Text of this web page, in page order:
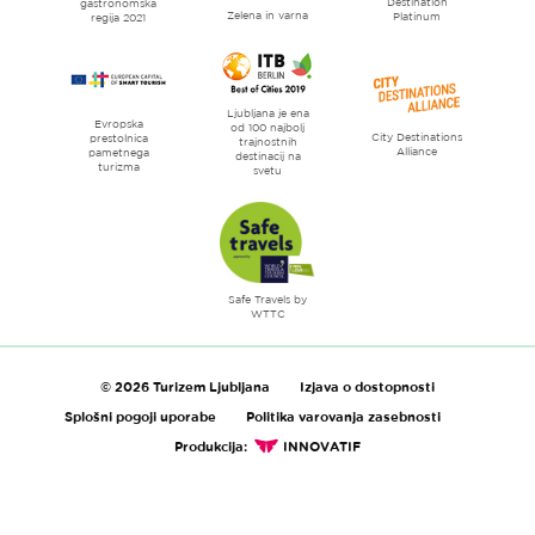
gastronomska
regija 2021
Zelena in varna
Platinum
Evropska
prestolnica
pametnega
turizma
Ljubljana je ena
od 100 najbolj
trajnostnih
destinacij na
svetu
City Destinations
Alliance
Safe Travels by
WTTC
© 2026 Turizem Ljubljana
Izjava o dostopnosti
Splošni pogoji uporabe
Politika varovanja zasebnosti
Produkcija:
INNOVATIF